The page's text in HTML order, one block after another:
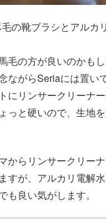
の靴ブラシとアルカ
毛の方が良いのかも
ながらSeriaには置い
にリンサークリーナ
っと硬いので、生地
からリンサークリー
すが、アルカリ電解
も良い気がします。